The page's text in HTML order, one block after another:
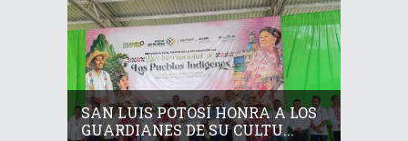
SAN LUIS POTOSÍ HONRA A LOS
GUARDIANES DE SU CULTU...